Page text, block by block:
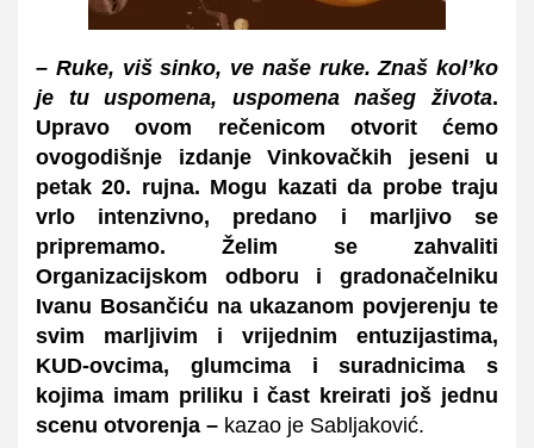
– Ruke, viš sinko, ve naše ruke. Znaš kol’ko
je tu uspomena, uspomena našeg života.
Upravo ovom rečenicom otvorit ćemo
ovogodišnje izdanje Vinkovačkih jeseni u
petak 20. rujna. Mogu kazati da probe traju
vrlo intenzivno, predano i marljivo se
pripremamo. Želim se zahvaliti
Organizacijskom odboru i gradonačelniku
Ivanu Bosančiću na ukazanom povjerenju te
svim marljivim i vrijednim entuzijastima,
KUD-ovcima, glumcima i suradnicima s
kojima imam priliku i čast kreirati još jednu
scenu otvorenja – kazao je Sabljaković.